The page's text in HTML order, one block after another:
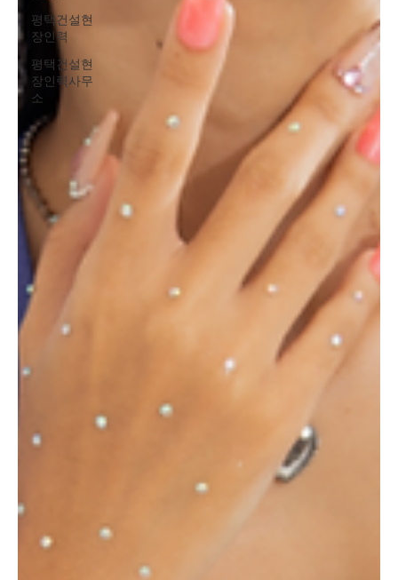
평택건설현
장인력
평택건설현
장인력사무
소